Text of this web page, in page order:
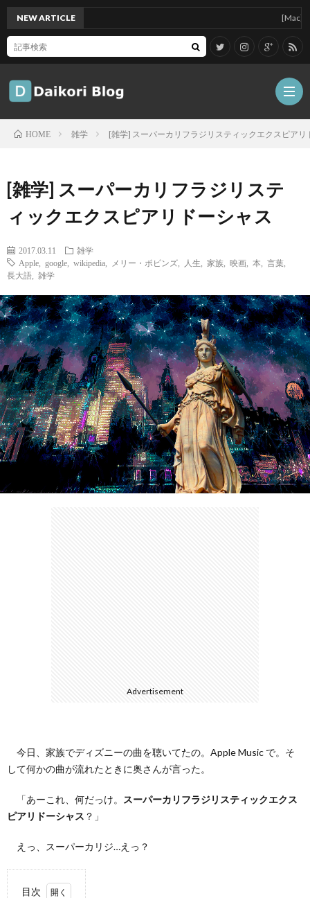
ェ
ッ
ト
ル
メ
旅
行・
散
歩
こ
の
ブ
ロ
NEW ARTICLE [Mac]Mac
HOME 雑学 [雑学] スーパーカリフラジリスティックエクスピアリ
[雑学] スーパーカリフラジリステ
ィックエクスピアリドーシャス
2017.03.11
雑学
Apple
google wikipedia メリー・ポピンズ 人生 家族 映画 本 言葉
長大語
雑学
Advertisement
今日、家族でディズニーの曲を聴いてたの。Apple Music で。そ
して何かの曲が流れたときに奥さんが言った。
「あーこれ、何だっけ。
スーパーカリフラジリスティックエクス
ピアリドーシャス ？」
えっ、スーパーカリジ…えっ？
目次